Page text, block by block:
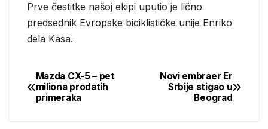
Prve čestitke našoj ekipi uputio je lično
predsednik Evropske biciklističke unije Enriko
dela Kasa.
Post
navigation
Novi embraer Er
Srbije stigao u
Beograd
Mazda CX-5 – pet
miliona prodatih
primeraka